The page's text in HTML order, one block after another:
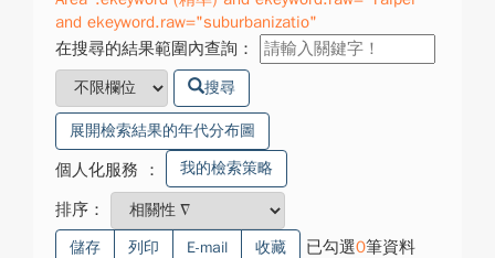
and ekeyword.raw="suburbanizatio"
在搜尋的結果範圍內查詢：
搜尋
展開檢索結果的年代分布圖
個人化服務 ： 我的檢索策略
排序：
儲存 列印 E-mail 收藏 已勾選0筆資料